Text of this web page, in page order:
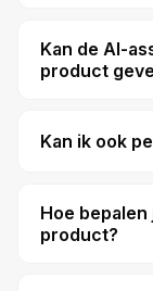
Kan de AI-
product
Kan ik ook
Hoe
product?